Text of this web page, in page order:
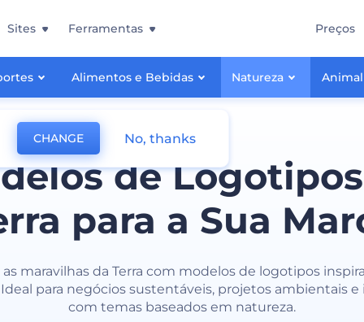
Alimentos e Bebidas Natureza Animal
Sites Ferramentas Preços
de
para a Sua
as maravilhas da Terra com modelos de logotipos
para negócios sustentáveis, projetos ambientais e
com temas baseados em natureza.
CHANGE No, thanks